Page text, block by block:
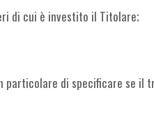
di cui è investito il Titolare;
di specificare se il